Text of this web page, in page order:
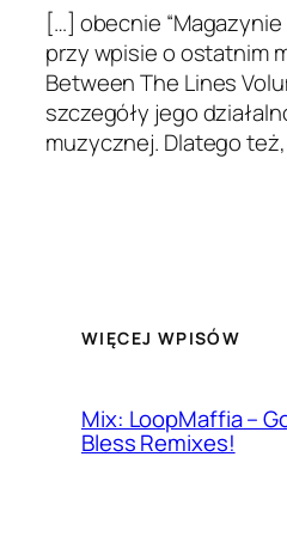
[…] obec­nie “Mag­a­zynie
przy wpisie o ostat­nim
Between The Lines
szczegóły jego
muzy­cznej. Dlat­ego
WIĘCEJ WPISÓW
Mix: LoopMaffia –
Bless Remixes!